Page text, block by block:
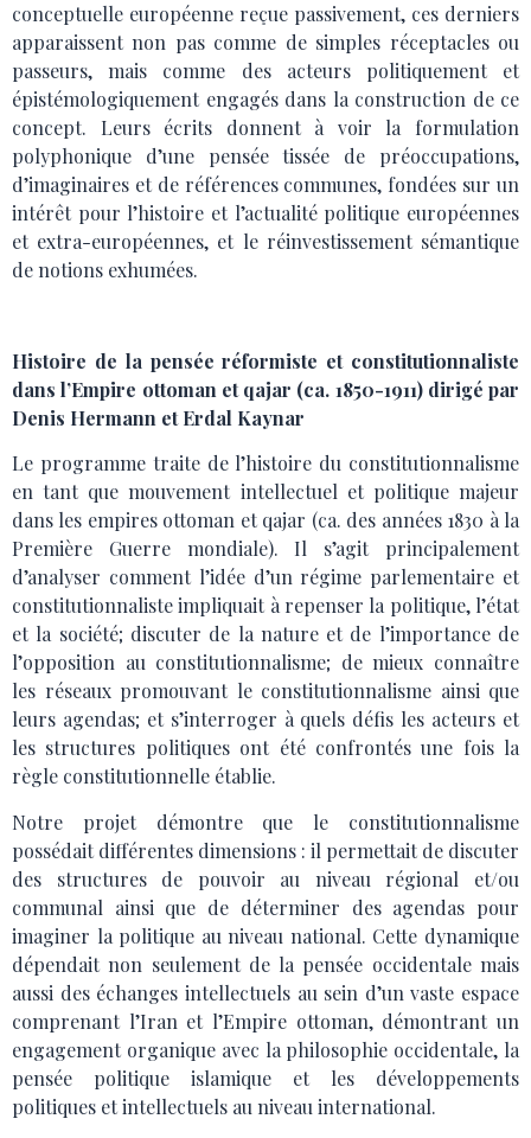
conceptuelle européenne reçue passivement, ces derniers
apparaissent non pas comme de simples réceptacles ou
passeurs, mais comme des acteurs politiquement et
épistémologiquement engagés dans la construction de ce
concept. Leurs écrits donnent à voir la formulation
polyphonique d’une pensée tissée de préoccupations,
d’imaginaires et de références communes, fondées sur un
intérêt pour l’histoire et l’actualité politique européennes
et extra-européennes, et le réinvestissement sémantique
de notions exhumées.
Histoire de la pensée réformiste et constitutionnaliste
dans l’Empire ottoman et qajar (ca. 1850-1911) dirigé par
Denis Hermann et Erdal Kaynar
Le programme traite de l’histoire du constitutionnalisme
en tant que mouvement intellectuel et politique majeur
dans les empires ottoman et qajar (ca. des années 1830 à la
Première Guerre mondiale). Il s’agit principalement
d’analyser comment l’idée d’un régime parlementaire et
constitutionnaliste impliquait à repenser la politique, l’état
et la société; discuter de la nature et de l’importance de
l’opposition au constitutionnalisme; de mieux connaître
les réseaux promouvant le constitutionnalisme ainsi que
leurs agendas; et s’interroger à quels défis les acteurs et
les structures politiques ont été confrontés une fois la
règle constitutionnelle établie.
Notre projet démontre que le constitutionnalisme
possédait différentes dimensions : il permettait de discuter
des structures de pouvoir au niveau régional et/ou
communal ainsi que de déterminer des agendas pour
imaginer la politique au niveau national. Cette dynamique
dépendait non seulement de la pensée occidentale mais
aussi des échanges intellectuels au sein d’un vaste espace
comprenant l’Iran et l’Empire ottoman, démontrant un
engagement organique avec la philosophie occidentale, la
pensée politique islamique et les développements
politiques et intellectuels au niveau international.